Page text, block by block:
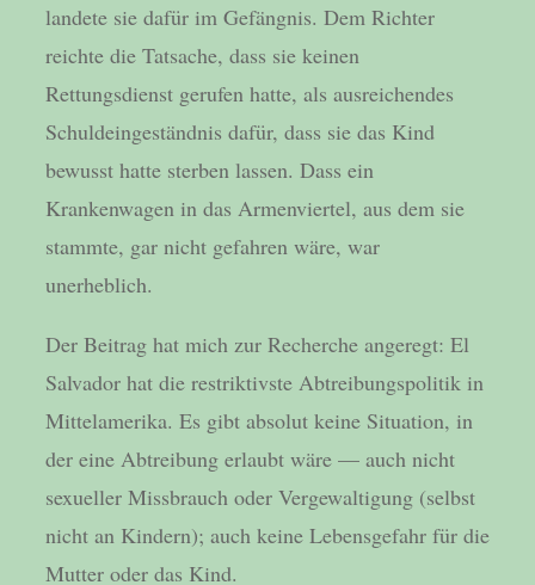
landete sie dafür im Gefängnis. Dem Richter
reichte die Tatsache, dass sie keinen
Rettungsdienst gerufen hatte, als ausreichendes
Schuldeingeständnis dafür, dass sie das Kind
bewusst hatte sterben lassen. Dass ein
Krankenwagen in das Armenviertel, aus dem sie
stammte, gar nicht gefahren wäre, war
unerheblich.
Der Beitrag hat mich zur Recherche angeregt: El
Salvador hat die restriktivste Abtreibungspolitik in
Mittelamerika. Es gibt absolut keine Situation, in
der eine Abtreibung erlaubt wäre — auch nicht
sexueller Missbrauch oder Vergewaltigung (selbst
nicht an Kindern); auch keine Lebensgefahr für die
Mutter oder das Kind.